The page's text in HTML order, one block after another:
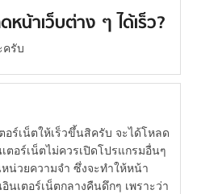
หน้าเว็บต่าง ๆ ได้เร็ว?
ครับ
ให้เร็วขึ้นสิครับ จะได้โหลด
ตอร์เน็ตไม่ควรเปิดโปรแกรมอื่นๆ
น่วยความจำ ซึ่งจะทำให้หน้า
นเตอร์เน็ตกลางคืนดึกๆ เพราะว่า